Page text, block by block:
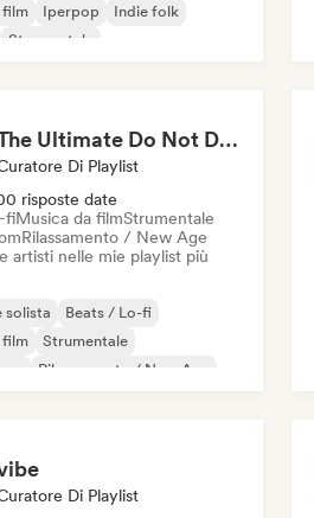
film
Iperpop
Indie folk
Strumentale
The Ultimate Do Not Disturb Playlist 🔕 Neo-Classical & Ambient Piano
Di Playlist
risposte date
fiMusica da filmStrumentale
Rilassamento / New Age
artisti nelle mie playlist più
solista
Beats / Lo-fi
film
Strumentale
Rilassamento / New Age
Di Playlist